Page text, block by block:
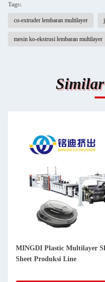
Tags:
co-extruder lembaran multilayer
mesin ko-ekstrusi lembaran multilayer
MINGDI Plastic Multilayer
Sheet Produksi Line